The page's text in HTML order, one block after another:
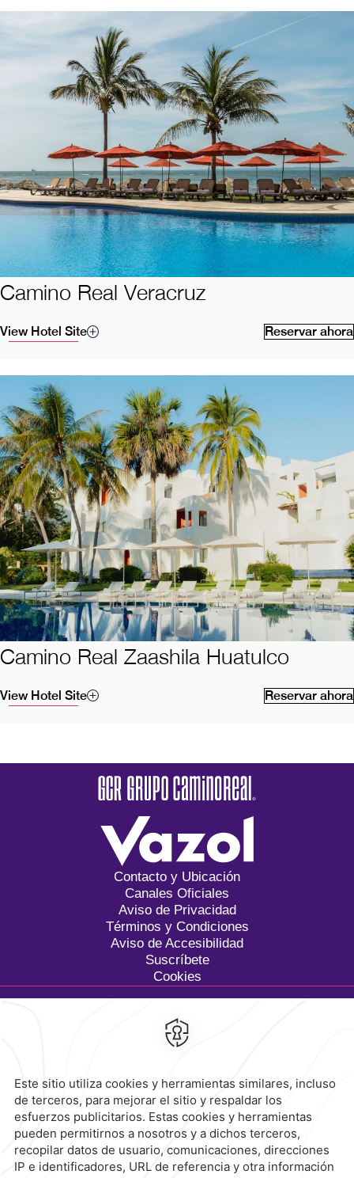
Camino Real Veracruz
Reservar ahora
View Hotel Site
Camino Real Zaashila Huatulco
Reservar ahora
View Hotel Site
Contacto y Ubicación
Canales Oficiales
Aviso de Privacidad
Términos y Condiciones
Aviso de Accesibilidad
Suscríbete
Cookies
Calzada General Mariano
Escobedo 700,Anzures,
Reservaciones|800 901 2300
contacto@caminoreal.com
reservaciones@caminoreal.com